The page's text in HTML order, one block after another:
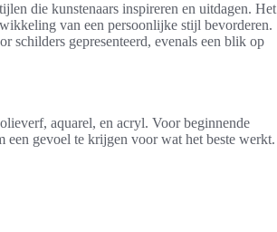
die kunstenaars inspireren en uitdagen. Het
van een persoonlijke stijl bevorderen.
schilders gepresenteerd, evenals een blik op
aquarel, en acryl. Voor beginnende
een gevoel te krijgen voor wat het beste werkt.